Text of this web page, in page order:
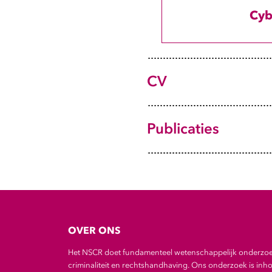
CV2014-2017
Publicaties
R Leukfeldt
court cases in
Tijdschriftartikel
OVER ONS
Het NSCR doet fundamenteel wetenschappelijk
criminaliteit en rechtshandhaving. Ons onderzoek is